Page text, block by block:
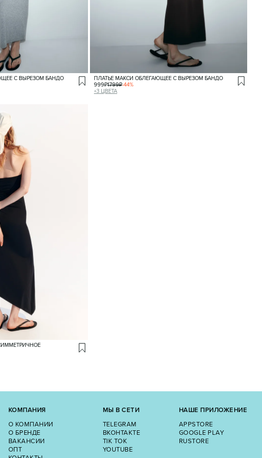
С ВЫРЕЗОМ БАНДО
ПЛАТЬЕ МАКСИ ОБЛЕГАЮЩЕЕ С ВЫРЕЗОМ БАНДО
999₽1799₽-44%
+3 ЦВЕТА
КОМПАНИЯ
О КОМПАНИИ
О БРЕНДЕ
ВАКАНСИИ
ОПТ
МЫ В СЕТИ
TELEGRAM
ВКОНТАКТЕ
TIK TOK
YOUTUBE
НАШЕ ПРИЛОЖЕНИЕ
APPSTORE
GOOGLE PLAY
RUSTORE